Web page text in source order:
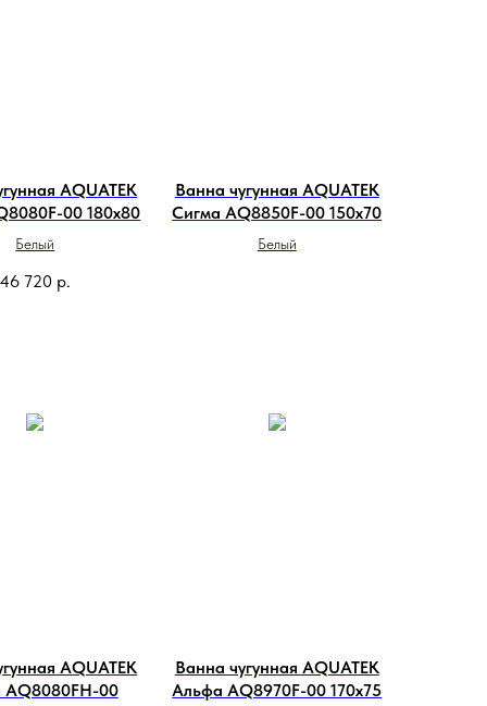
AQUATEK
00 180х80
Белый
46 720 р.
Ванна чугунная AQUATEK
Сигма AQ8850F-00 150х70
Белый
AQUATEK
AQ8080FH-00
Ванна чугунная AQUATEK
Альфа AQ8970F-00 170х75